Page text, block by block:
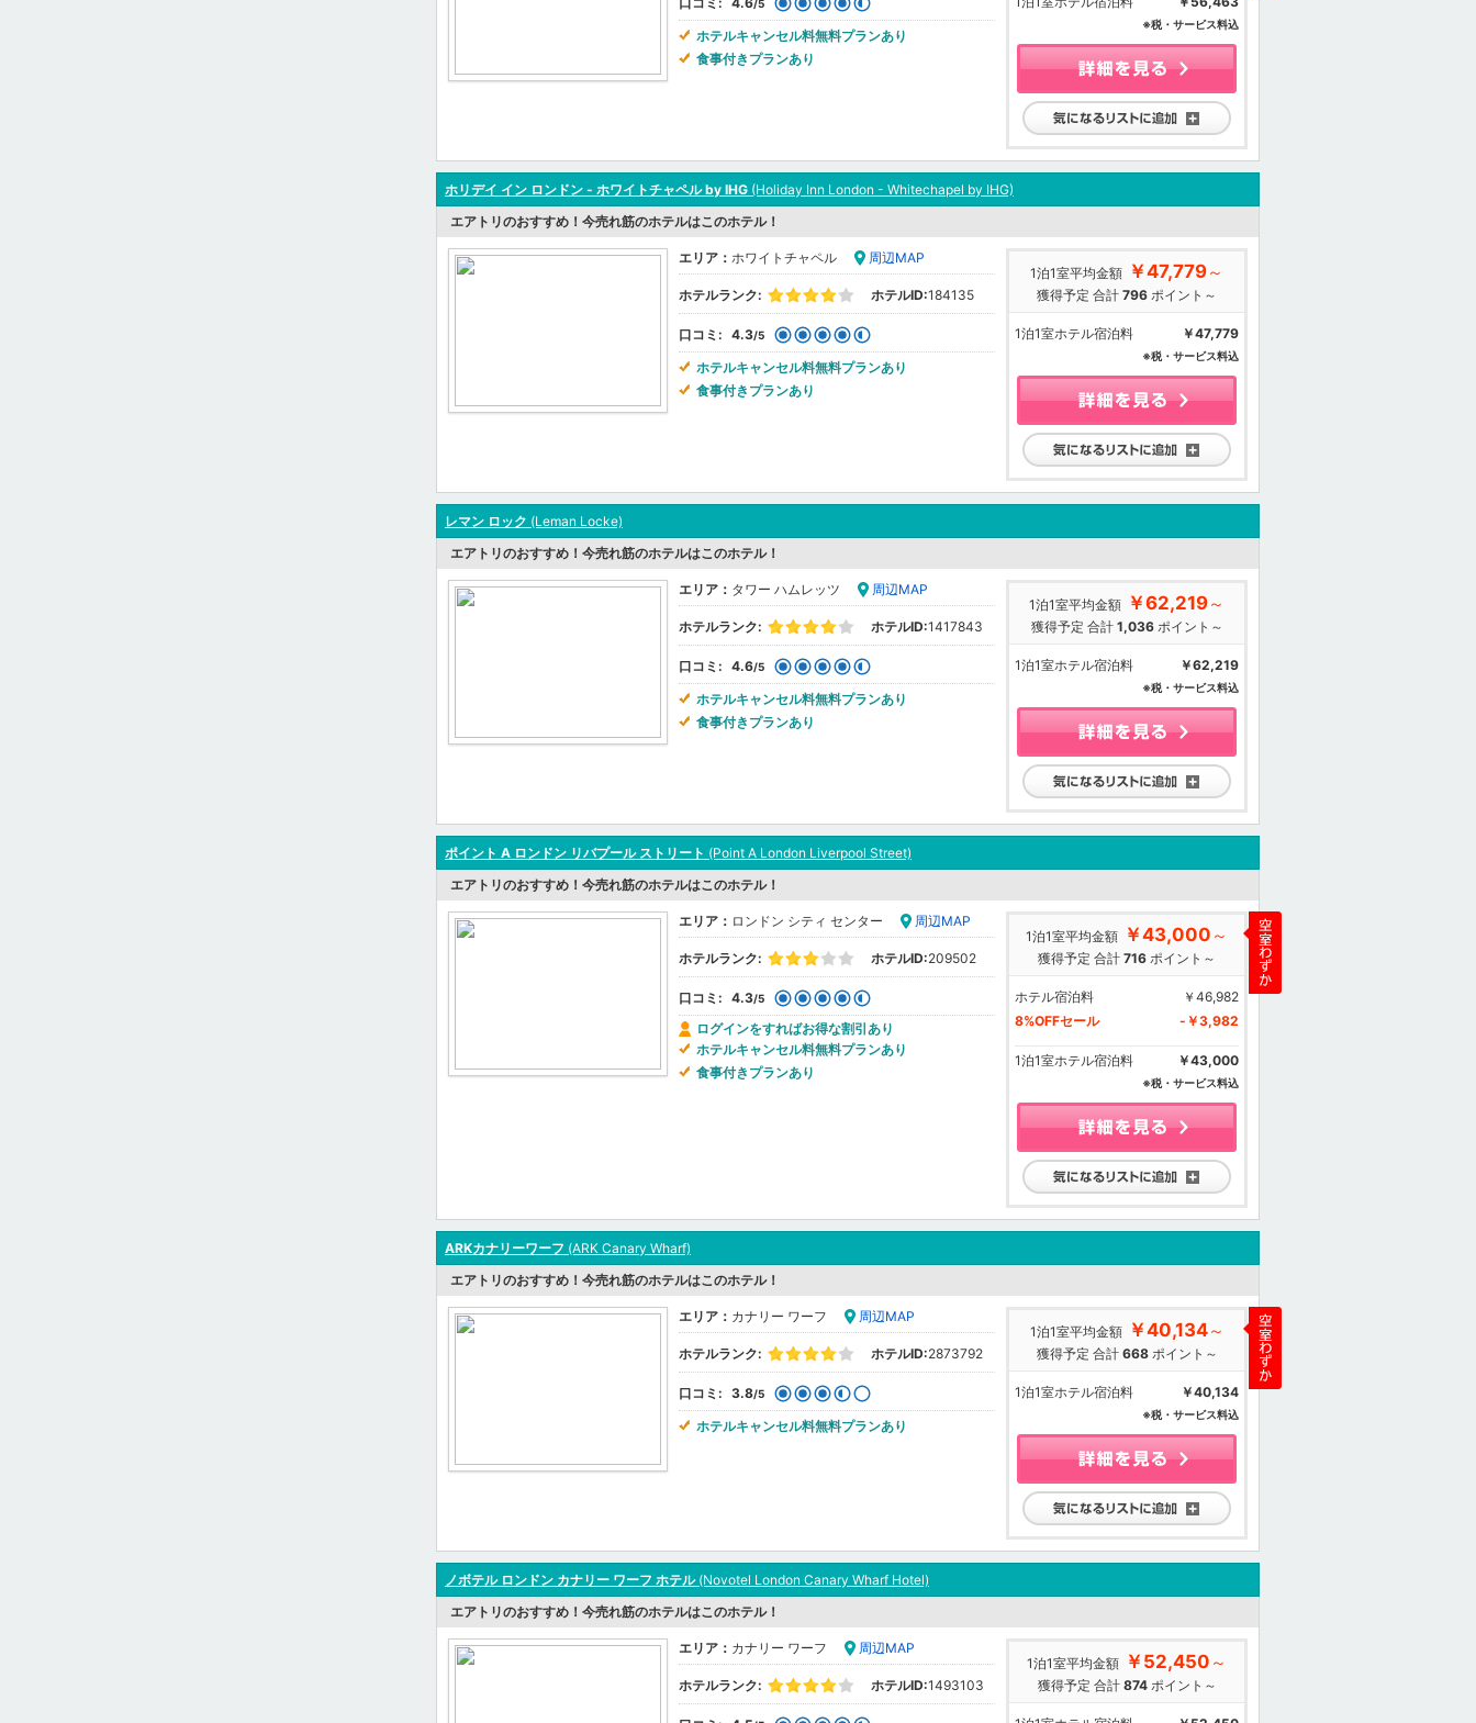
/5
ホテルキャンセル料無料プランあり
食事付きプランあり
※税・サービス料込
ホリデイ イン ロンドン - ホワイトチャペル by IHG (Holiday Inn London - Whitechapel by IHG)
エアトリのおすすめ！今売れ筋のホテルはこのホテル！
エリア： ホワイトチャペル 周辺MAP
ホテルランク: ホテルID:184135
口コミ: 4.3/5
ホテルキャンセル料無料プランあり
食事付きプランあり
1泊1室平均金額 ￥47,779～
獲得予定 合計 796 ポイント～
1泊1室ホテル宿泊料 ￥47,779
※税・サービス料込
レマン ロック (Leman Locke)
エアトリのおすすめ！今売れ筋のホテルはこのホテル！
エリア： タワー ハムレッツ 周辺MAP
ホテルランク: ホテルID:1417843
口コミ: 4.6/5
ホテルキャンセル料無料プランあり
食事付きプランあり
1泊1室平均金額 ￥62,219～
獲得予定 合計 1,036ポイント～
1泊1室ホテル宿泊料 ￥62,219
※税・サービス料込
ポイント A ロンドン リバプール ストリート (Point A London Liverpool Street)
エアトリのおすすめ！今売れ筋のホテルはこのホテル！
エリア： ロンドン シティ センター 周辺MAP
ホテルランク: ホテルID:209502
口コミ: 4.3/5
ログインをすればお得な割引あり
ホテルキャンセル料無料プランあり
食事付きプランあり
1泊1室平均金額 ￥43,000 ～
獲得予定 合計 716 ポイント～
ホテル宿泊料
￥46,982
8%OFFセール
-￥3,982
1泊1室ホテル宿泊料 ￥43,000
※税・サービス料込
ARKカナリーワーフ (ARK Canary Wharf)
エアトリのおすすめ！今売れ筋のホテルはこのホテル！
エリア： カナリー ワーフ 周辺MAP
ホテルランク: ホテルID:2873792
口コミ: 3.8/5
ホテルキャンセル料無料プランあり
1泊1室平均金額 ￥40,134～
獲得予定 合計 668ポイント～
1泊1室ホテル宿泊料 ￥40,134
※税・サービス料込
ノボテル ロンドン カナリー ワーフ ホテル(Novotel London Canary Wharf Hotel)
エアトリのおすすめ！今売れ筋のホテルはこのホテル！
エリア： カナリー ワーフ 周辺MAP
ホテルランク: ホテルID:1493103
1泊1室平均金額 ￥52,450 ～
獲得予定 合計 874ポイント～